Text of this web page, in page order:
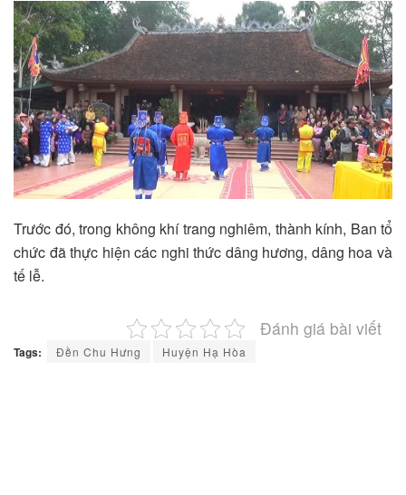
Trước đó, trong không khí trang nghiêm, thành kính, Ban tổ
chức đã thực hiện các nghi thức dâng hương, dâng hoa và
tế lễ.
Đánh giá bài viết
Tags: Đền Chu Hưng Huyện Hạ Hòa